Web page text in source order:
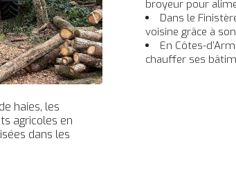
haies, les
agricoles en
dans les
broyeur pour
Dans le
voisine grâce à
En Côtes-
chauffer ses